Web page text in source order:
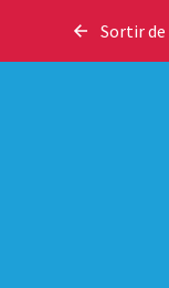
Sortir de